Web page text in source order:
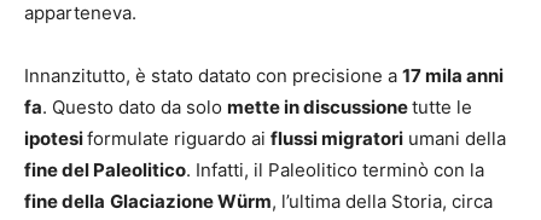
apparteneva.
Innanzitutto, è stato datato con precisione a 17 mila anni
fa. Questo dato da solo mette in discussionetutte le
ipotesiformulate riguardo ai flussi migratori umani della
fine del Paleolitico. Infatti, il Paleolitico terminò con la
fine della Glaciazione Würm, l’ultima della Storia, circa